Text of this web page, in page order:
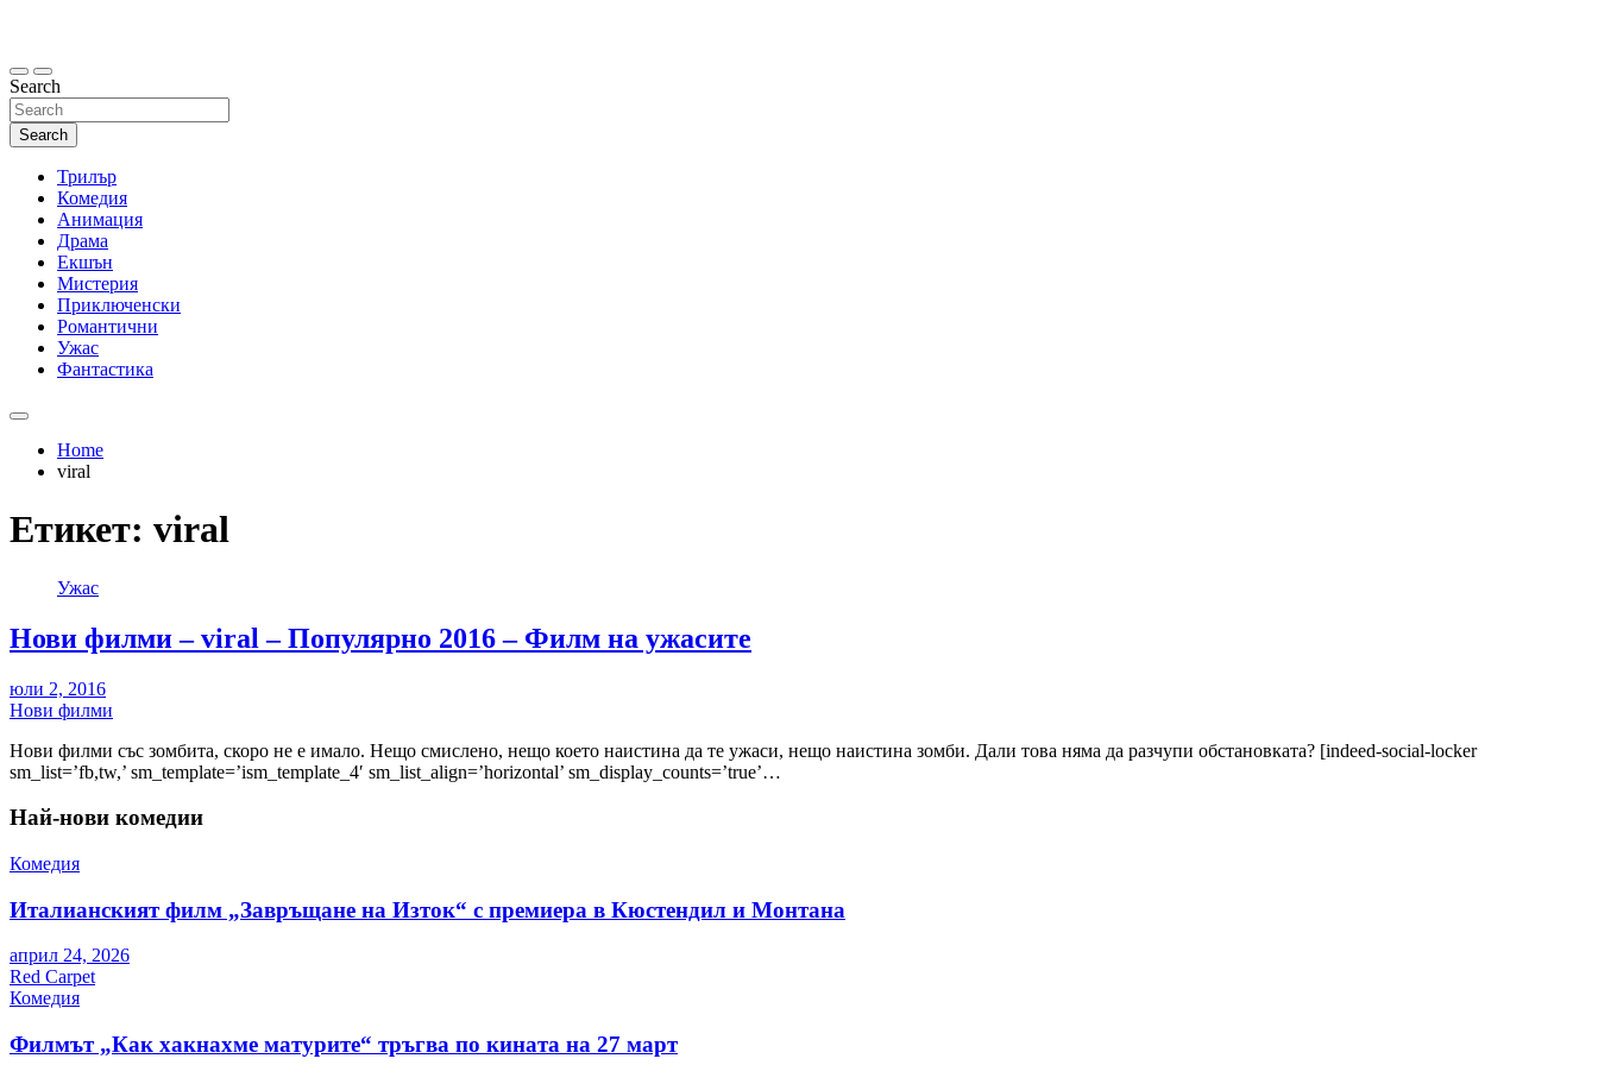
Search
Search
Трилър
Комедия
Анимация
Драма
Екшън
Мистерия
Приключенски
Романтични
Ужас
Фантастика
Home
viral
Етикет: viral
Ужас
Нови филми – viral – Популярно 2016 – Филм на ужасите
юли 2, 2016
Нови филми
Нови филми със зомбита, скоро не е имало. Нещо смислено, нещо което наистина да те ужаси, нещо наистина зомби. Дали това няма да разчупи обстановката? [indeed-social-locker
sm_list=’fb,tw,’ sm_template=’ism_template_4′ sm_list_align=’horizontal’ sm_display_counts=’true’…
Най-нови комедии
Комедия
Италианският филм „Завръщане на Изток“ с премиера в Кюстендил и Монтана
април 24, 2026
Red Carpet
Комедия
Филмът „Как хакнахме матурите“ тръгва по кината на 27 март